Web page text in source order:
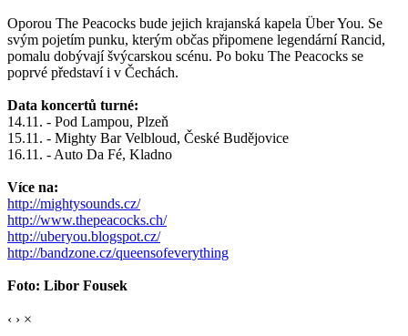
Oporou The Peacocks bude jejich krajanská kapela Über You. Se
svým pojetím punku, kterým občas připomene legendární Rancid,
pomalu dobývají švýcarskou scénu. Po boku The Peacocks se
poprvé představí i v Čechách.
Data koncertů turné:
14.11. - Pod Lampou, Plzeň
15.11. - Mighty Bar Velbloud, České Budějovice
16.11. - Auto Da Fé, Kladno
Více na:
http://mightysounds.cz/
http://www.thepeacocks.ch/
http://uberyou.blogspot.cz/
http://bandzone.cz/queensofeverything
Foto: Libor Fousek
‹ › ×